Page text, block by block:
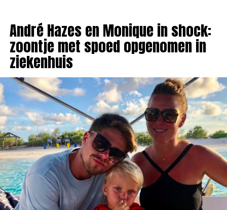
André Hazes en Monique in shock:
zoontje met spoed opgenomen in
ziekenhuis